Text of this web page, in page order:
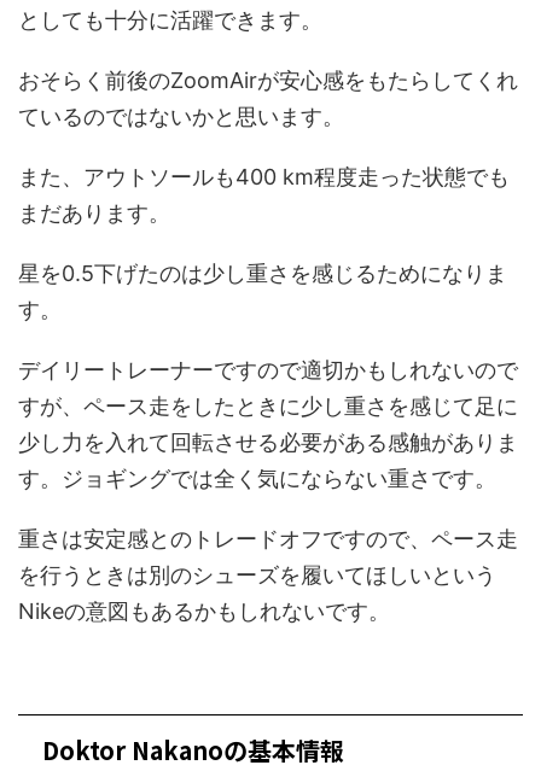
としても十分に活躍できます。
おそらく前後のZoomAirが安心感をもたらしてくれ
ているのではないかと思います。
また、アウトソールも400 km程度走った状態でも
まだあります。
星を0.5下げたのは少し重さを感じるためになりま
す。
デイリートレーナーですので適切かもしれないので
すが、ペース走をしたときに少し重さを感じて足に
少し力を入れて回転させる必要がある感触がありま
す。ジョギングでは全く気にならない重さです。
重さは安定感とのトレードオフですので、ペース走
を行うときは別のシューズを履いてほしいという
Nikeの意図もあるかもしれないです。
Doktor Nakanoの基本情報